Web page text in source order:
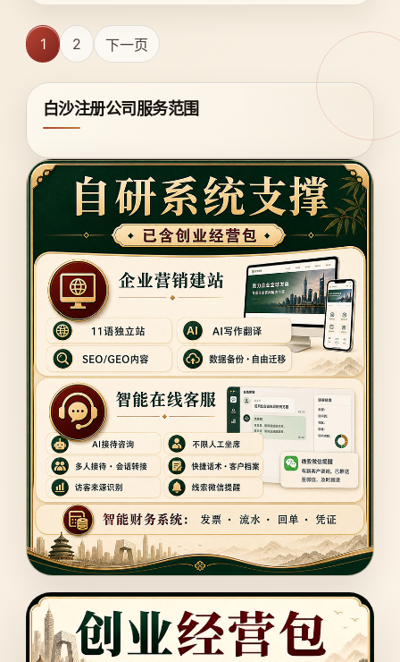
1 2 下一页
白沙注册公司服务范围